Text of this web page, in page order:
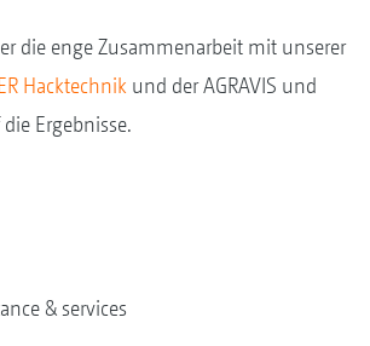
die enge Zusammenarbeit mit unserer
Hacktechnik und der AGRAVIS und
Ergebnisse.
& services